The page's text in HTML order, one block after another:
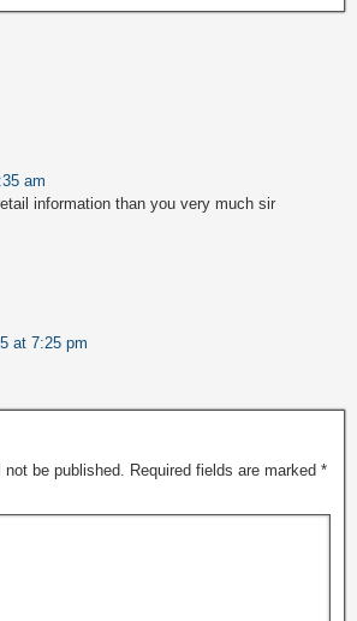
am
information than you very much sir
at 7:25 pm
be published. Required fields are marked *